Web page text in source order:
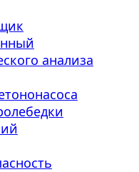
анализа